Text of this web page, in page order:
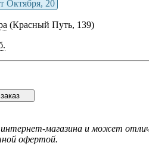
Октября, 20
(Красный Путь, 139)
магазина и может
офертой.